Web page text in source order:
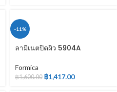
-11%
ลามิเนตปิดผิว 5904A
Formica
฿1,600.00 ฿1,417.00